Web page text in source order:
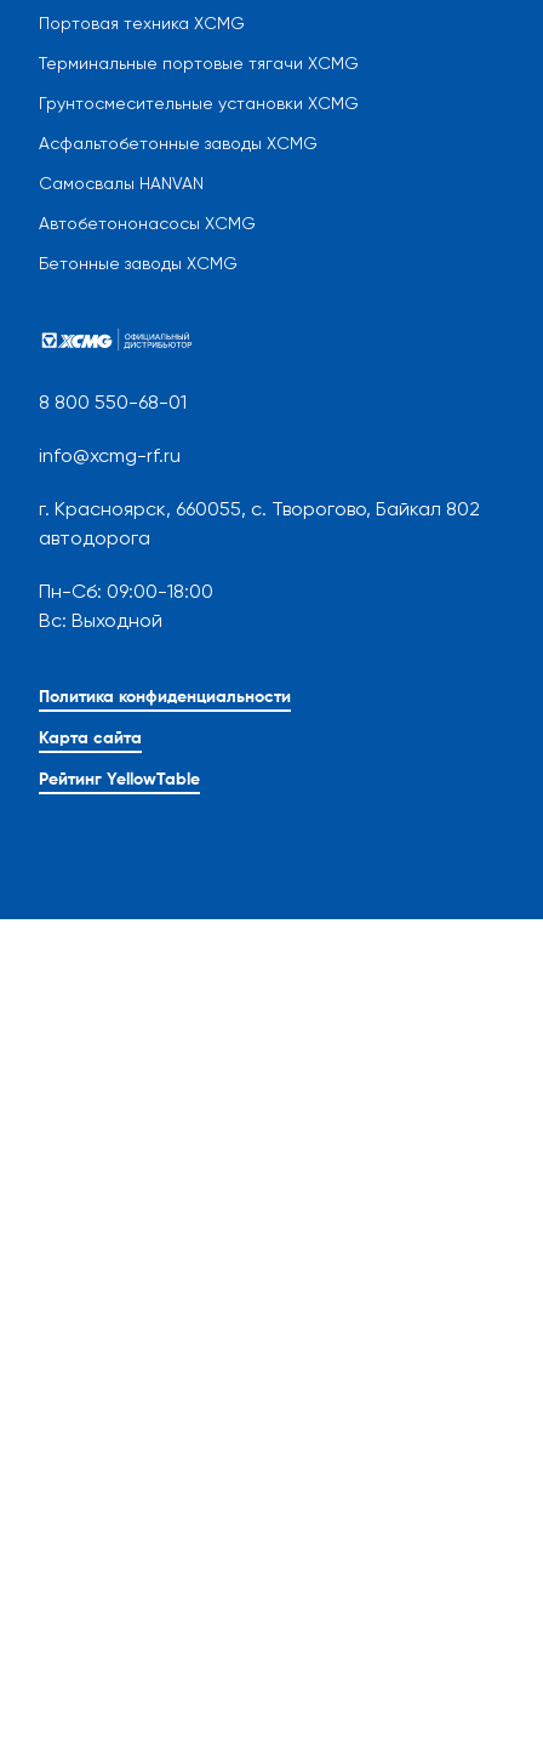
8 800 550-68-01
info@xcmg-rf.ru
г. Красноярск, 660055, с. Творогово, Байкал 802
автодорога
Пн-Сб: 09:00-18:00
Вс: Выходной
Политика конфиденциальности
Карта сайта
Рейтинг YellowTable
Портовая техника XCMG
Терминальные портовые тягачи XCMG
Грунтосмесительные установки XCMG
Асфальтобетонные заводы XCMG
Самосвалы HANVAN
Автобетононасосы XCMG
Бетонные заводы XCMG